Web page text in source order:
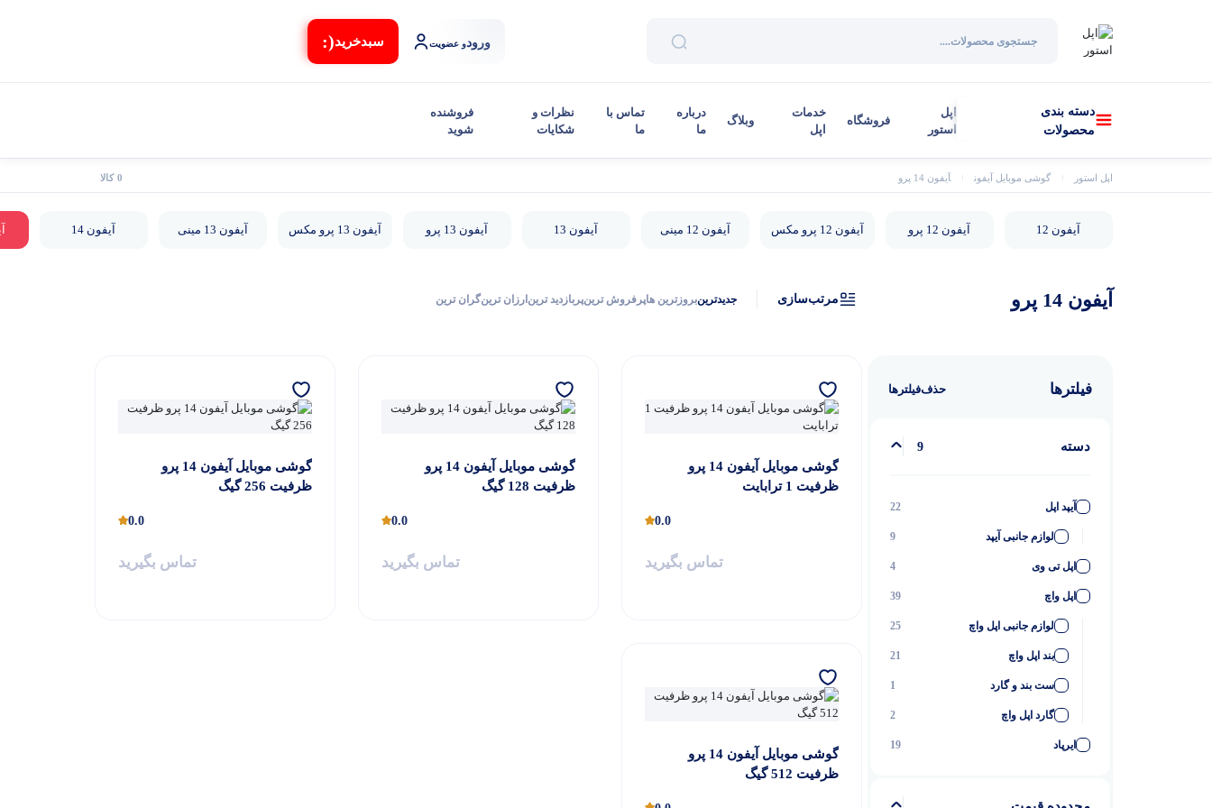
ورودو عضویت سبد‌خرید(:
دسته بندی
محصولات
اپل
استور
فروشگاه
خدمات
اپل
وبلاگ
درباره
ما
تماس با
ما
نظرات و
شکایات
فروشنده
شوید
اپل استور گوشی موبایل آیفون آیفون 14 پرو 0 کالا
آیفون 12 آیفون 12 پرو آیفون 12 پرو مکس آیفون 12 مینی آیفون 13 آیفون 13 پرو آیفون 13 پرو مکس آیفون 13 مینی آیفون 14
آیفون 14 پرو
فیلترها حذف‌فیلتر‌ها
دسته 9
آیپد اپل 22
لوازم جانبی آیپد 9
اپل تی وی 4
اپل واچ 39
لوازم جانبی اپل واچ 25
بند اپل واچ 21
ست بند و گارد 1
گارد اپل واچ 2
ایرپاد 19
ایرتگ اپل 5
مرتب‌سازی جدیدترینبروزترین هاپرفروش ترینپربازدید ترینارزان ترینگران ترین
گوشی موبایل آیفون 14 پرو
ظرفیت 1 ترابایت
0.0
تماس بگیرید
گوشی موبایل آیفون 14 پرو
ظرفیت 128 گیگ
0.0
تماس بگیرید
گوشی موبایل آیفون 14 پرو
ظرفیت 256 گیگ
0.0
تماس بگیرید
گوشی موبایل آیفون 14 پرو
ظرفیت 512 گیگ